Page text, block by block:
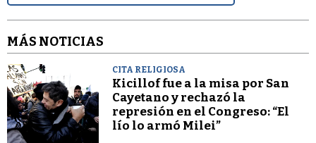
MÁS NOTICIAS
CITA RELIGIOSA
Kicillof fue a la misa por San
Cayetano y rechazó la
represión en el Congreso: “El
lío lo armó Milei”